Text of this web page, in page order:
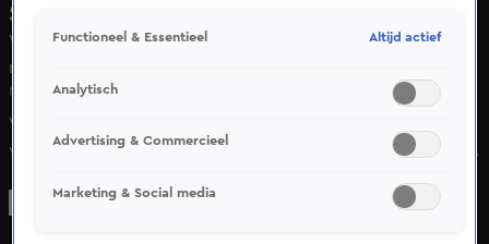
Shownieuws
Vajèn van den Bosch blikt terug op haar rol in Britse
musical The Greatest Showman
Ma 18 mei, 14:48
Vajèn van den Bosch heeft meegespeeld in de Engelse
versie van de nieuwe musical The Greatest Showman. De
Jenny Lind, die de ster van het circus van showman P.T.
Functioneel & Essentieel Altijd actief
Analytisch
Advertising & Commercieel
Marketing & Social media